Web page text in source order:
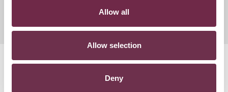
Allow all
Allow selection
Deny
l'importo del canone mensile di noleggio.
Domande frequenti